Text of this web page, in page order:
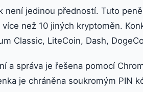
není jedinou předností. Tuto
více než 10 jiných kryptoměn.
Classic, LiteCoin, Dash,
a správa je řešena pomocí
je chráněna soukromým PIN